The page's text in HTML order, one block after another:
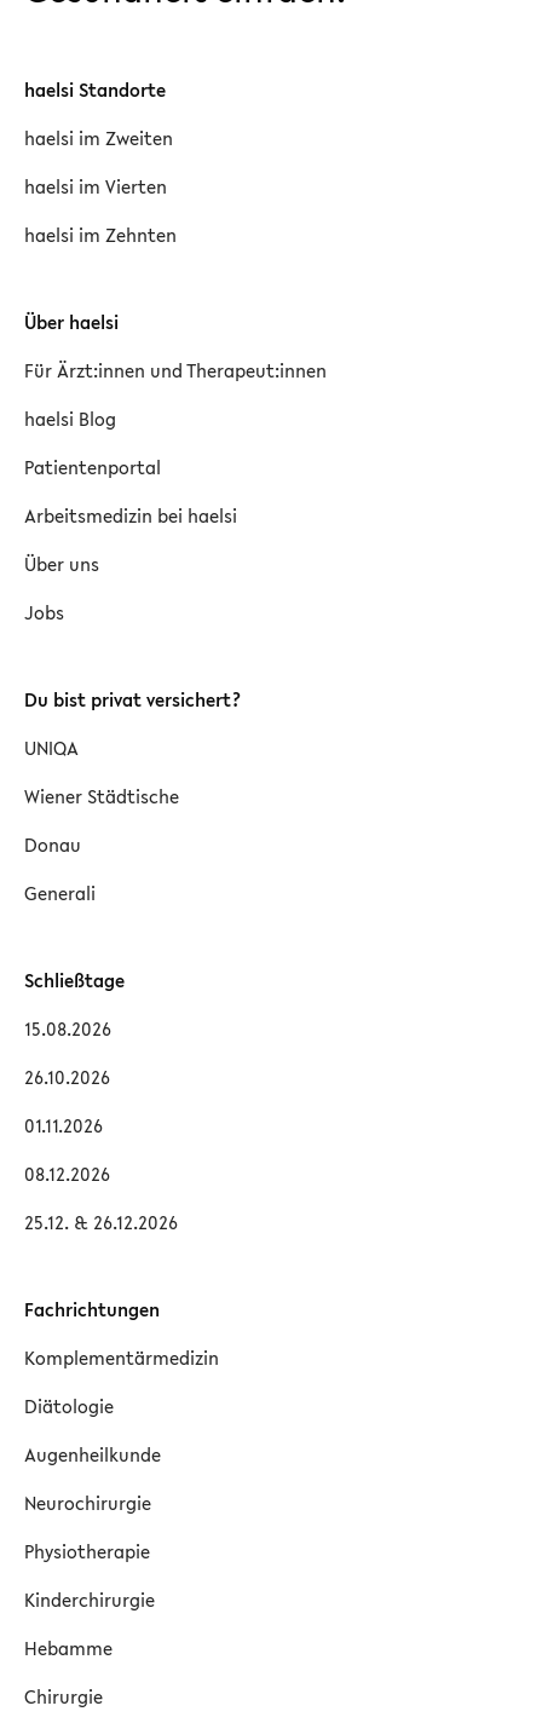
haelsi Standorte
haelsi im Zweiten
haelsi im Vierten
haelsi im Zehnten
Über haelsi
Für Ärzt:innen und Therapeut:innen
haelsi Blog
Patientenportal
Arbeitsmedizin bei haelsi
Über uns
Jobs
Du bist privat versichert?
UNIQA
Wiener Städtische
Donau
Generali
Schließtage
15.08.2026
26.10.2026
01.11.2026
08.12.2026
25.12. & 26.12.2026
Fachrichtungen
Komplementärmedizin
Diätologie
Augenheilkunde
Neurochirurgie
Physiotherapie
Kinderchirurgie
Hebamme
Chirurgie